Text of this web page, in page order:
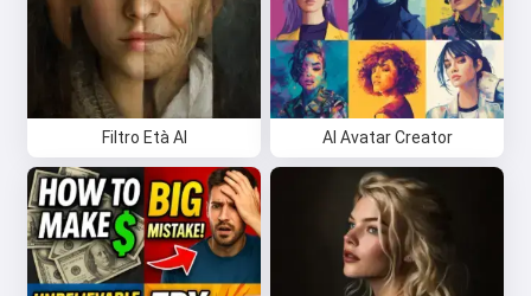
Filtro Età AI AI Avatar Creator